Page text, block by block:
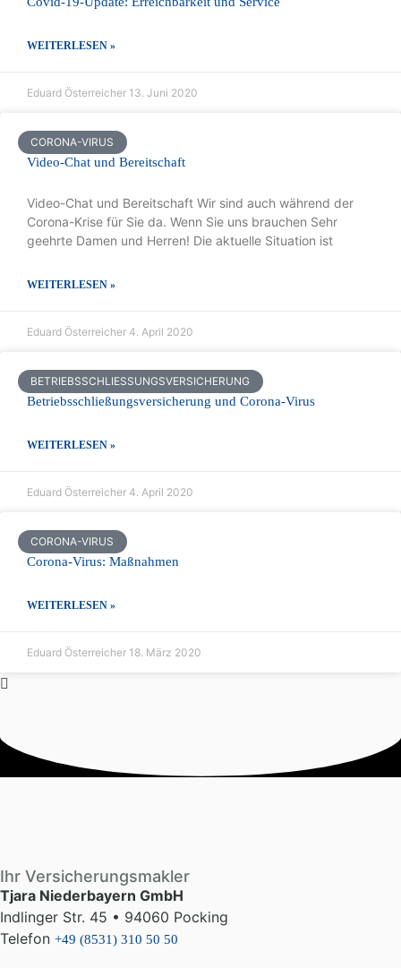
WEITERLESEN »
Eduard Österreicher 13. Juni 2020
CORONA-VIRUS
Video-Chat und Bereitschaft
Video-Chat und Bereitschaft Wir sind auch während der
Corona-Krise für Sie da. Wenn Sie uns brauchen Sehr
geehrte Damen und Herren! Die aktuelle Situation ist
WEITERLESEN »
Eduard Österreicher 4. April 2020
BETRIEBSSCHLIESSUNGSVERSICHERUNG
Betriebsschließungsversicherung und Corona-Virus
WEITERLESEN »
Eduard Österreicher 4. April 2020
CORONA-VIRUS
Corona-Virus: Maßnahmen
WEITERLESEN »
Eduard Österreicher 18. März 2020
Ihr Versicherungsmakler
Tjara Niederbayern GmbH
Indlinger Str. 45 • 94060 Pocking
Telefon +49 (8531) 310 50 50